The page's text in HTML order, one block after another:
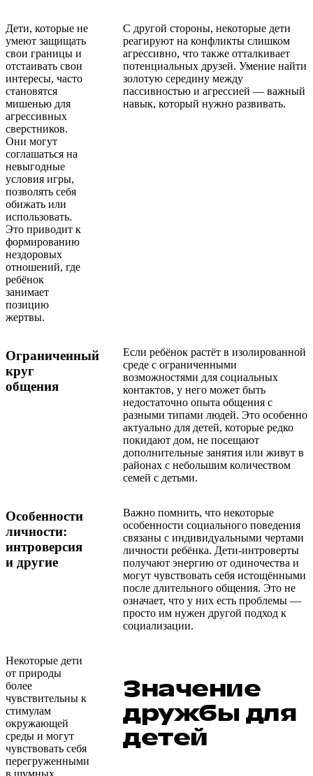
Дети, которые не
умеют защищать
свои границы и
отстаивать свои
интересы, часто
становятся
мишенью для
агрессивных
сверстников.
Они могут
соглашаться на
невыгодные
условия игры,
позволять себя
обижать или
использовать.
Это приводит к
формированию
нездоровых
отношений, где
ребёнок
занимает
позицию
жертвы.
С другой стороны, некоторые дети
реагируют на конфликты слишком
агрессивно, что также отталкивает
потенциальных друзей. Умение найти
золотую середину между
пассивностью и агрессией — важный
навык, который нужно развивать.
Ограниченный
круг
общения
Если ребёнок растёт в изолированной
среде с ограниченными
возможностями для социальных
контактов, у него может быть
недостаточно опыта общения с
разными типами людей. Это особенно
актуально для детей, которые редко
покидают дом, не посещают
дополнительные занятия или живут в
районах с небольшим количеством
семей с детьми.
Особенности
личности:
интроверсия
и другие
Важно помнить, что некоторые
особенности социального поведения
связаны с индивидуальными чертами
личности ребёнка. Дети-интроверты
получают энергию от одиночества и
могут чувствовать себя истощёнными
после длительного общения. Это не
означает, что у них есть проблемы —
просто им нужен другой подход к
социализации.
Некоторые дети
от природы
более
чувствительны к
стимулам
окружающей
среды и могут
чувствовать себя
перегруженными
в шумных,
Значение
дружбы для
детей